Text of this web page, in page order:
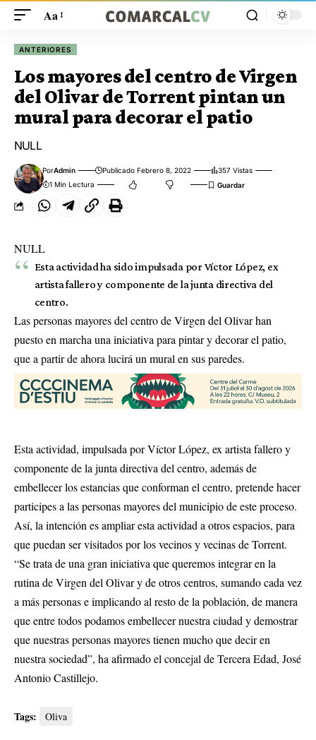
Aa
ANTERIORES
Los mayores del centro de Virgen
del Olivar de Torrent pintan un
mural para decorar el patio
NULL
PorAdmin Publicado Febrero 8, 2022
357 Vistas
1 Min Lectura
NULL
Esta actividad ha sido impulsada por Víctor López, ex
artista fallero y componente de la junta directiva del
centro.
Las personas mayores del centro de Virgen del Olivar han
puesto en marcha una iniciativa para pintar y decorar el patio,
que a partir de ahora lucirá un mural en sus paredes.
Esta actividad, impulsada por Víctor López, ex artista fallero y
componente de la junta directiva del centro, además de
embellecer los estancias que conforman el centro, pretende hacer
participes a las personas mayores del municipio de este proceso.
Así, la intención es ampliar esta actividad a otros espacios, para
que puedan ser visitados por los vecinos y vecinas de Torrent.
“Se trata de una gran iniciativa que queremos integrar en la
rutina de Virgen del Olivar y de otros centros, sumando cada vez
a más personas e implicando al resto de la población, de manera
que entre todos podamos embellecer nuestra ciudad y demostrar
que nuestras personas mayores tienen mucho que decir en
nuestra sociedad”, ha afirmado el concejal de Tercera Edad, José
Antonio Castillejo.
Tags: Oliva